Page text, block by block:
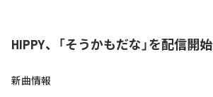
HIPPY、「そうかもだな」を配信開始
新曲情報